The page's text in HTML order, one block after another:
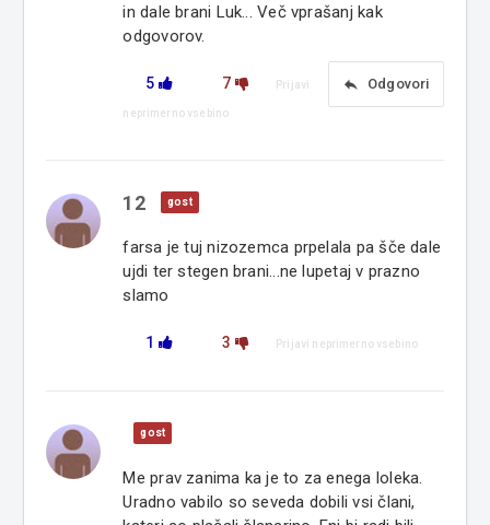
in dale brani Luk... Več vprašanj kak
odgovorov.
5 7 reply Odgovori
Prijavi
neprimerno vsebino
12 gost
farsa je tuj nizozemca prpelala pa šče dale
ujdi ter stegen brani...ne lupetaj v prazno
slamo
1 3 Prijavi neprimerno vsebino
gost
Me prav zanima ka je to za enega loleka.
Uradno vabilo so seveda dobili vsi člani,